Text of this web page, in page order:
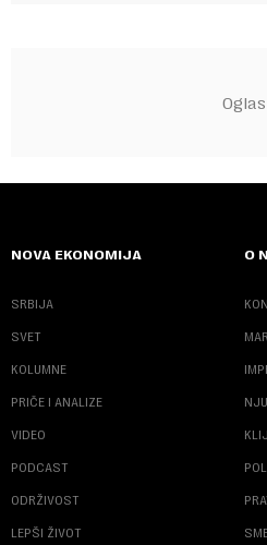
NOVA EKONOMIJA
SRBIJA
SVET
KOLUMNE
PRIČE I ANALIZE
VIDEO
PODCAST
ODRŽIVOST
LEPŠI ŽIVOT
O